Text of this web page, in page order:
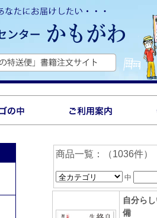
商品一覧：（1036件）
中
自分ら
備